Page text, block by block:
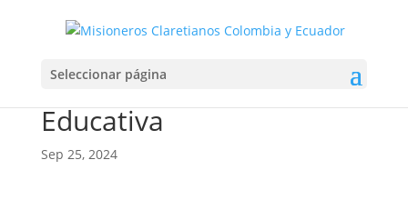
Seleccionar página
Reunión Comisión
Provincial de Pastoral
Educativa
Sep 25, 2024